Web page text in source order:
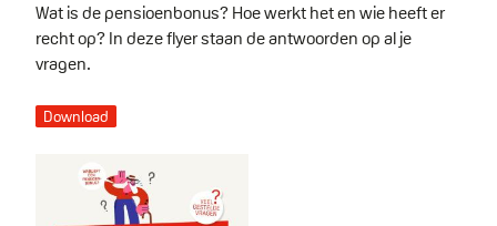
Wat is de pensioenbonus? Hoe werkt het en wie heeft er
recht op? In deze flyer staan de antwoorden op al je
vragen.
Download